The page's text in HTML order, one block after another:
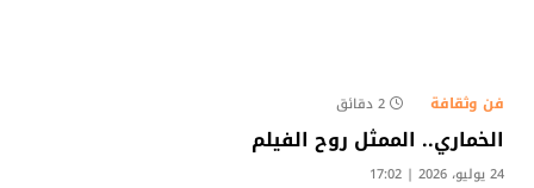
فن وثقافة 2 دقائق
الخماري.. الممثل روح الفيلم
24 يوليو، 2026 | 17:02